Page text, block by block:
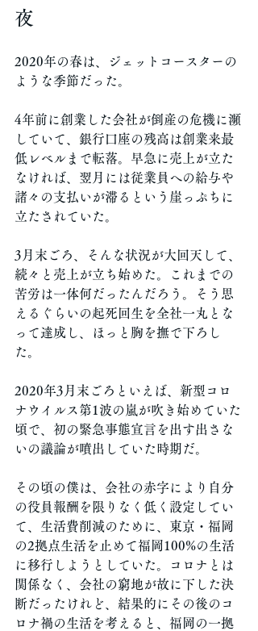
夜
2020年の春は、ジェットコースターの
ような季節だった。
4年前に創業した会社が倒産の危機に瀕
していて、銀行口座の残高は創業来最
低レベルまで転落。早急に売上が立た
なければ、翌月には従業員への給与や
諸々の支払いが滞るという崖っぷちに
立たされていた。
3月末ごろ、そんな状況が大回天して、
続々と売上が立ち始めた。これまでの
苦労は一体何だったんだろう。そう思
えるぐらいの起死回生を全社一丸とな
って達成し、ほっと胸を撫で下ろし
た。
2020年3月末ごろといえば、新型コロ
ナウイルス第1波の嵐が吹き始めていた
頃で、初の緊急事態宣言を出す出さな
いの議論が噴出していた時期だ。
その頃の僕は、会社の赤字により自分
の役員報酬を限りなく低く設定してい
て、生活費削減のために、東京・福岡
の2拠点生活を止めて福岡100%の生活
に移行しようとしていた。コロナとは
関係なく、会社の窮地が故に下した決
断だったけれど、結果的にその後のコ
ロナ禍の生活を考えると、福岡の一拠